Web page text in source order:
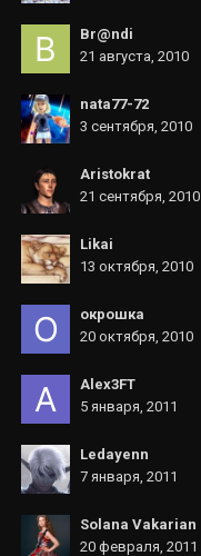
Br@ndi
21 августа, 2010
nata77-72
3 сентября, 2010
Aristokrat
21 сентября, 2010
Likai
13 октября, 2010
окрошка
20 октября, 2010
Alex3FT
5 января, 2011
Ledayenn
7 января, 2011
Solana Vakarian
20 февраля, 2011